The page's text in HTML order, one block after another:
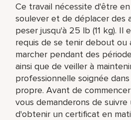
Ce travail nécessite d'être
soulever et de déplacer des
peser jusqu'à 25 lb (11 kg). Il
requis de se tenir debout ou
marcher pendant des
ainsi que de veiller à
professionnelle soignée
propre. Avant de
vous demanderons de
d'obtenir un certificat en